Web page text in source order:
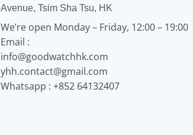
Avenue, Tsim Sha Tsu, HK
We’re open Monday – Friday, 12:00 – 19:00
Email :
info@goodwatchhk.com
yhh.contact@gmail.com
Whatsapp : +852 64132407